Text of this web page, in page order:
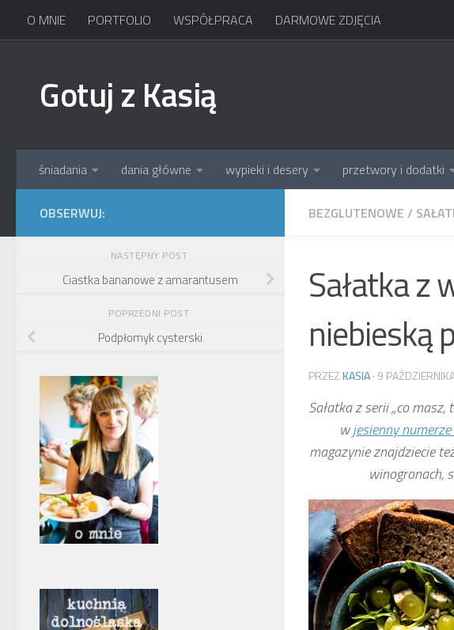
Skip to content
O MNIE PORTFOLIO WSPÓŁPRACA DARMOWE ZDJĘCIA
Gotuj z Kasią
śniadania dania główne wypieki i desery przetwory i dodatki
BEZGLUTENOWE /
Sałatka z
niebieską
PRZEZKASIA· 9
Sałatka z serii „co
wjesienny numerze
magazynie znajdziecie
winogronach,
OBSERWUJ:
NASTĘPNY POST
Ciastka bananowe z amarantusem
POPRZEDNI POST
Podpłomyk cysterski